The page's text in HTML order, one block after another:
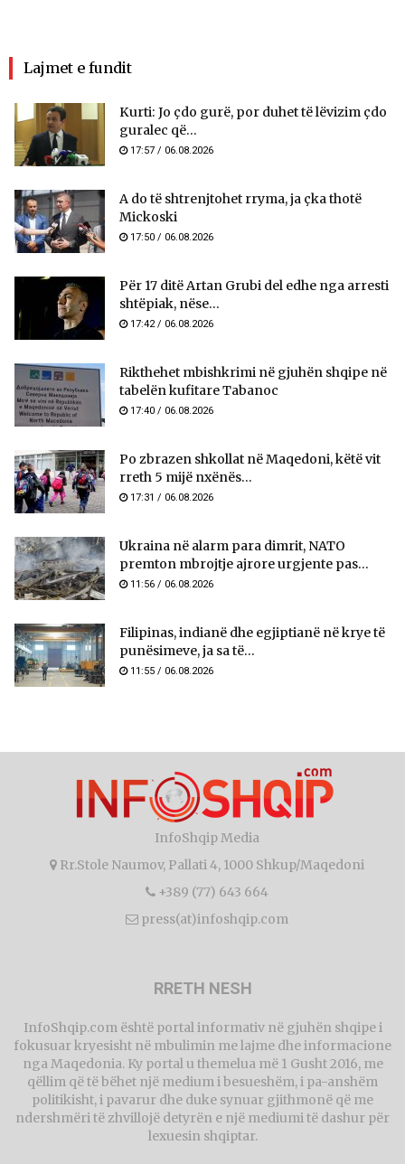
Lajmet e fundit
Kurti: Jo çdo gurë, por duhet të lëvizim çdo
guralec që...
17:57 / 06.08.2026
A do të shtrenjtohet rryma, ja çka thotë
Mickoski
17:50 / 06.08.2026
Për 17 ditë Artan Grubi del edhe nga arresti
shtëpiak, nëse...
17:42 / 06.08.2026
Rikthehet mbishkrimi në gjuhën shqipe në
tabelën kufitare Tabanoc
17:40 / 06.08.2026
Po zbrazen shkollat në Maqedoni, këtë vit
rreth 5 mijë nxënës...
17:31 / 06.08.2026
Ukraina në alarm para dimrit, NATO
premton mbrojtje ajrore urgjente pas...
11:56 / 06.08.2026
Filipinas, indianë dhe egjiptianë në krye të
punësimeve, ja sa të...
11:55 / 06.08.2026
InfoShqip Media
Rr.Stole Naumov, Pallati 4, 1000 Shkup/Maqedoni
+389 (77) 643 664
press(at)infoshqip.com
RRETH NESH
InfoShqip.com është portal informativ në gjuhën shqipe i
fokusuar kryesisht në mbulimin me lajme dhe informacione
nga Maqedonia. Ky portal u themelua më 1 Gusht 2016, me
qëllim që të bëhet një medium i besueshëm, i pa-anshëm
politikisht, i pavarur dhe duke synuar gjithmonë që me
ndershmëri të zhvillojë detyrën e një mediumi të dashur për
lexuesin shqiptar.